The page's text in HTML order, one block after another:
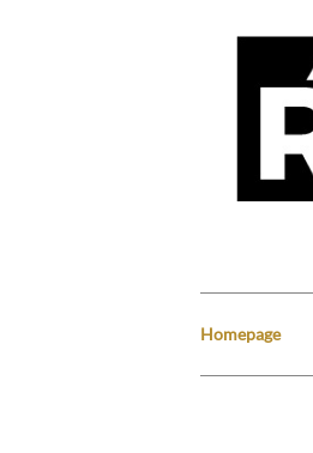
Homepage